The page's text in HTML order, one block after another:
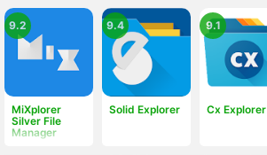
MiXplorer
Silver File
Manager
9.2
Solid Explorer
9.4
Cx Explorer
9.1